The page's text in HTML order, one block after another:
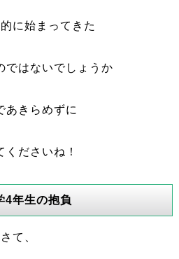
に始まってきた
ではないでしょうか
あきらめずに
くださいね！
4年生の抱負
さて、